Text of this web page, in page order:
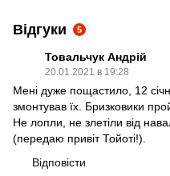
Відгуки 5
Товальчук Андрій
20.01.2021 в 19:28
Мені дуже пощастило, 12
змонтував їх. Бризковики
Не лопли, не злетіли від
(передаю привіт Тойоті!).
Відповісти